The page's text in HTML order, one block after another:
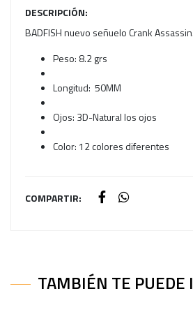
DESCRIPCIÓN:
BADFISH nuevo señuelo Crank Assassin.
Peso: 8.2 grs
Longitud: 50MM
Ojos: 3D-Natural los ojos
Color: 12 colores diferentes
COMPARTIR:
TAMBIÉN TE PUEDE